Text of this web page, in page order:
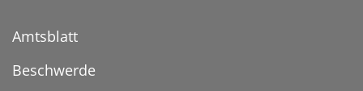
Amtsblatt
Beschwerde